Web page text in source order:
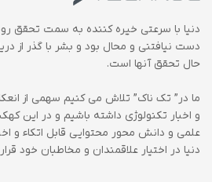
دنیا با سرعتی خیره کننده به سمت تحقق
دست نیافتنی و محال بود و بشر با گذر از
حال تحقق آنها است.
ما در” تک ناک” تلاش می کنیم سهمی از
و اخبار تکنولوژی داشته باشیم و در این
علمی و دانش محور محتوایی قابل اتکاء و
دنیا در اختیار علاقمندان و مخاطبان خود